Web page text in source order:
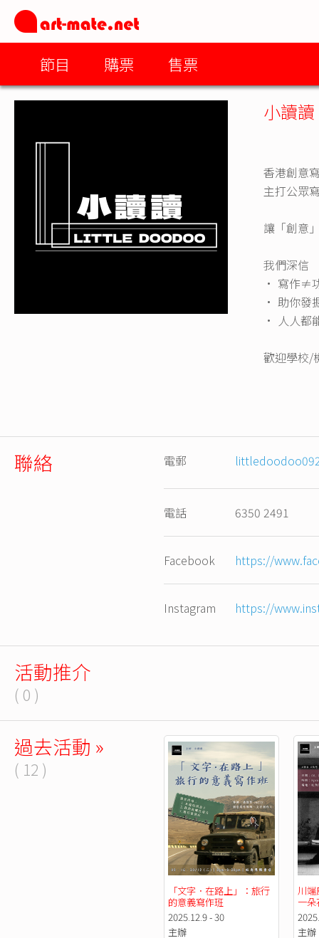
節目 購票 售票
小讀讀
香港創意
主打公眾
讓「創意
我們深信
· 寫作≠
· 助你發
· 人人都
歡迎學校/
聯絡 電郵
電話 6350 2491
Facebook https://
Instagram https://
活動推介
( 0 )
過去活動 »
( 12 )
「文字．在路上」：旅行
的意義寫作班
2025.12.9 - 30
主辦
川
一
主辦